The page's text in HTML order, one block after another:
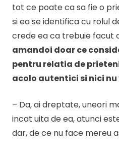
tot ce poate ca sa fie o
si ea se identifica cu rolul
crede ea ca trebuie facut
amandoi doar ce
pentru relatia de
acolo autentici si nici
– Da, ai dreptate, uneori
incat uita de ea, atunci
dar, de ce nu face mereu